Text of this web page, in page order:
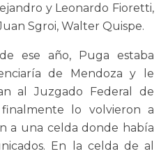
y Leonardo Fioretti,
Sgroi, Walter Quispe.
ese año, Puga estaba
de Mendoza y le
al Juzgado Federal de
lo volvieron a
a una celda donde había
En la celda de al